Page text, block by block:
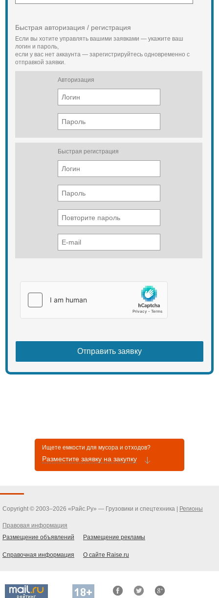
Быстрая авторизация / регистрация
Если вы хотите управлять вашими заявками — укажите ваш
логин и пароль,
если у вас нет аккаунта — зарегистрируйтесь одновременно с
отправкой заявки.
Авторизация
Быстрая регистрация
Ищете емкости для мусора и отходов?
Разместите заявку на закупку
Copyright © 2003–2026 «Райс.Ру» — Грузовики и спецтехника | Регионы
Правовая информация
Размещение объявлений
Размещение рекламы
Справочная информация О сайте Raise.ru